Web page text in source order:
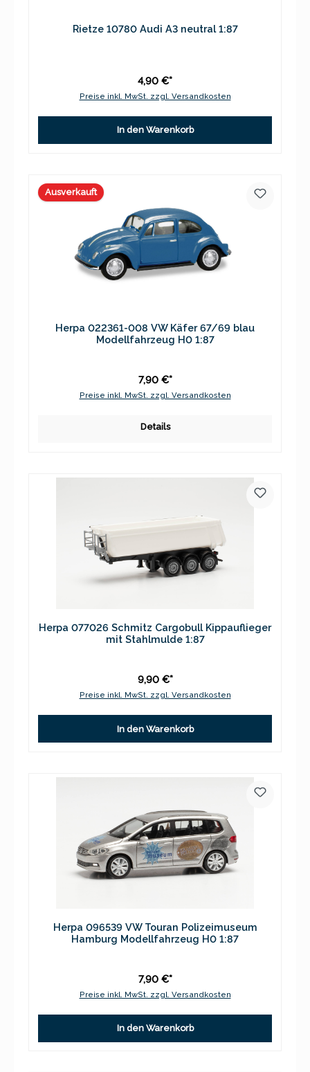
Rietze 10780 Audi A3 neutral 1:87
4,90 €*
Preise inkl. MwSt. zzgl. Versandkosten
In den Warenkorb
Ausverkauft
Herpa 022361-008 VW Käfer 67/69 blau
Modellfahrzeug H0 1:87
7,90 €*
Preise inkl. MwSt. zzgl. Versandkosten
Details
Herpa 077026 Schmitz Cargobull Kippauflieger
mit Stahlmulde 1:87
9,90 €*
Preise inkl. MwSt. zzgl. Versandkosten
In den Warenkorb
Herpa 096539 VW Touran Polizeimuseum
Hamburg Modellfahrzeug H0 1:87
7,90 €*
Preise inkl. MwSt. zzgl. Versandkosten
In den Warenkorb